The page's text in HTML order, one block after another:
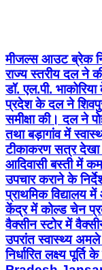
मीजल्स आउट ब्रेक
राज्य स्तरीय दल ने
डॉ. एल.पी.
प्रदेश के दल ने
समीक्षा की। दल ने
तथा बड़ागांव में
टीकाकरण सत्र देखा
आदिवासी बस्ती में
उपचार कराने के
प्राथमिक विद्यालय
केंद्र में कोल्ड चेन
वैक्सीन स्टोर में
उपरांत स्वास्थ्य अमले
निर्धारित लक्ष्य